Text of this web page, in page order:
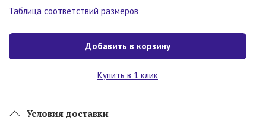
Таблица соответствий размеров
Добавить в корзину
Купить в 1 клик
Условия доставки